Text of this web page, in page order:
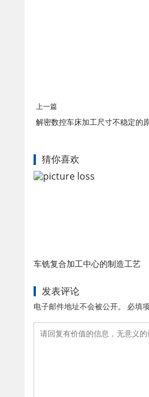
上一篇
解密数控车床加工尺寸不稳定的
猜你喜欢
车铣复合加工中心的制造工艺
发表评论
电子邮件地址不会被公开。 必填